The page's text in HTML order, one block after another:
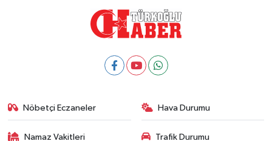
Nöbetçi Eczaneler Hava Durumu
Namaz Vakitleri Trafik Durumu